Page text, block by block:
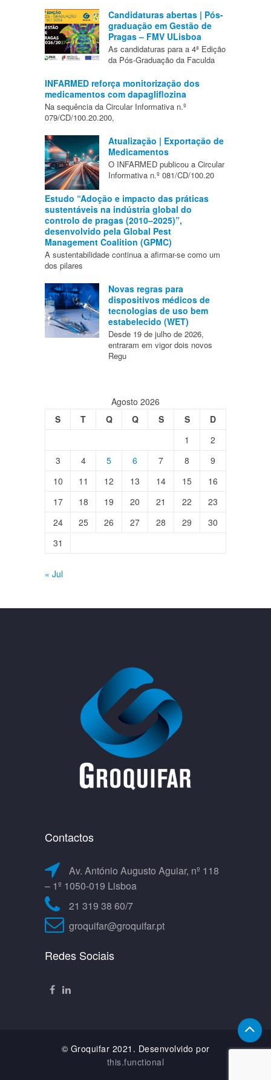
Candidaturas abertas | Pós-
graduação em Gestão de
Pragas – FMV ULisboa
As candidaturas para a 4ª Edição
da Pós-Graduação da Faculda
INFARMED reforça monitorização dos
medicamentos com dapagliflozina
Na sequência da Circular Informativa n.º
079/CD/100.20.200,
Atualização | Exportação de
Medicamentos
O INFARMED publicou a Circular
Informativa n.º 081/CD/100.20
Estudo “Adoção e impacto das práticas
sustentáveis na indústria global do
controlo de pragas (2010–2025)”,
desenvolvido pela Global Pest
Management Coalition (GPMC)
A sustentabilidade continua a afirmar-se como um
dos pilares
Novas regras para
dispositivos médicos de
tecnologias de uso bem
estabelecido (WET)
Desde 19 de julho de 2026,
entraram em vigor dois novos
Regu
Agosto 2026
S
T Q Q S S
D
1
2
3
4 5 6 7 8
9
10
11 12 13 14 15
16
17
18 19 20 21 22
23
24
25 26 27 28 29
30
31
« Jul
Contactos
Av. António Augusto Aguiar, nº 118
– 1º 1050-019 Lisboa
21 319 38 60/7
groquifar@groquifar.pt
Redes Sociais
© Groquifar 2021. Desenvolvido por
this.functional